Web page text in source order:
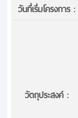
วันที่เริ่มโครงการ :
วัตถุประสงค์ :